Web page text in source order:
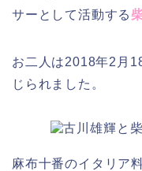
サーとして活動する
お二人は2018年2月
じられました。
麻布十番のイタリア